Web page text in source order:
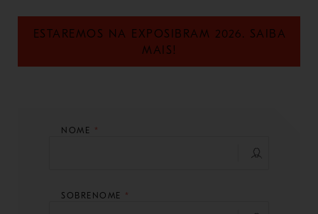
ESTAREMOS NA EXPOSIBRAM 2026. SAIBA
MAIS!